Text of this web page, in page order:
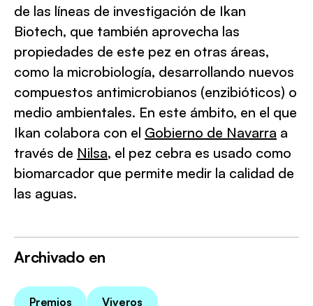
de las líneas de investigación de Ikan
Biotech, que también aprovecha las
propiedades de este pez en otras áreas,
como la microbiología, desarrollando nuevos
compuestos antimicrobianos (enzibióticos) o
medio ambientales. En este ámbito, en el que
Ikan colabora con el Gobierno de Navarra a
través de Nilsa, el pez cebra es usado como
biomarcador que permite medir la calidad de
las aguas.
Archivado en
Premios Viveros